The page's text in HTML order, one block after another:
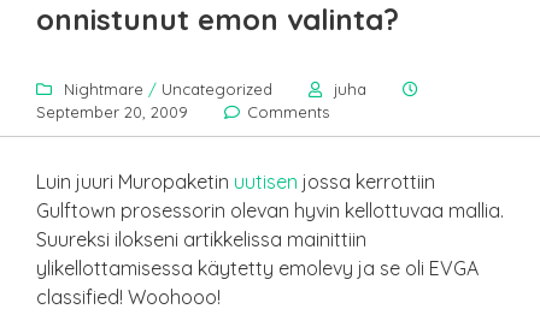
onnistunut emon valinta?
Nightmare / Uncategorized
juha
September 20, 2009
Comments
Luin juuri Muropaketin uutisen jossa kerrottiin
Gulftown prosessorin olevan hyvin kellottuvaa mallia.
Suureksi ilokseni artikkelissa mainittiin
ylikellottamisessa käytetty emolevy ja se oli EVGA
classified! Woohooo!